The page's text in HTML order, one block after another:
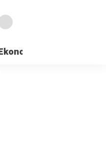
Manajemen Stres dan